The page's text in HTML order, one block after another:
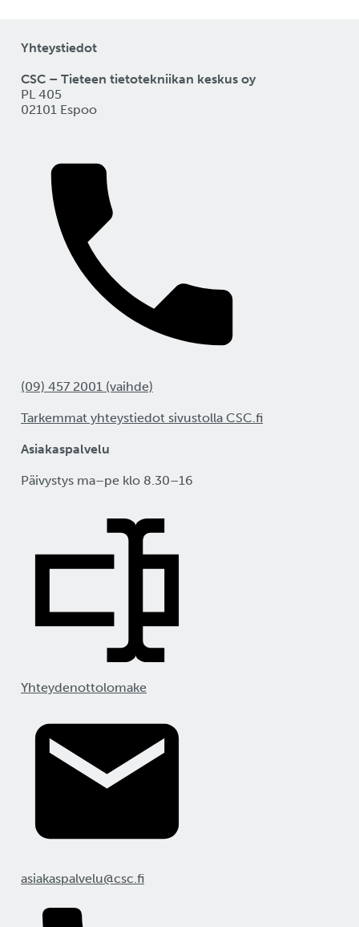
Yhteystiedot
CSC – Tieteen tietotekniikan keskus oy
PL 405
02101 Espoo
(09) 457 2001 (vaihde)
Tarkemmat yhteystiedot sivustolla CSC.fi
Asiakaspalvelu
Päivystys ma–pe klo 8.30–16
Yhteydenottolomake
asiakaspalvelu@csc.fi